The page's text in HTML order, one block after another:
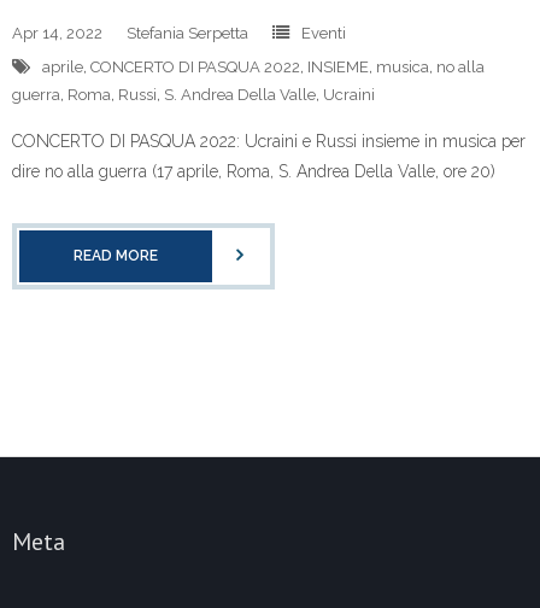
Apr 14, 2022 Stefania Serpetta
Eventi
aprile CONCERTO DI PASQUA 2022 INSIEME musica no alla
guerra Roma Russi S. Andrea Della Valle Ucraini
CONCERTO DI PASQUA 2022: Ucraini e Russi insieme in musica per
dire no alla guerra (17 aprile, Roma, S. Andrea Della Valle, ore 20)
READ MORE
Meta